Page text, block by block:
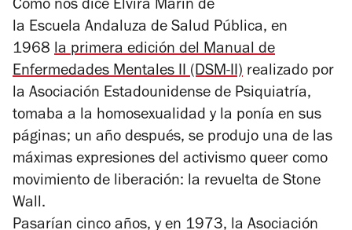
Como nos dice Elvira Marín de
la Escuela Andaluza de Salud Pública, en
1968 la primera edición del Manual de
Enfermedades Mentales II (DSM-II) realizado por
la Asociación Estadounidense de Psiquiatría,
tomaba a la homosexualidad y la ponía en sus
páginas; un año después, se produjo una de las
máximas expresiones del activismo queer como
movimiento de liberación: la revuelta de Stone
Wall.
Pasarían cinco años, y en 1973, la Asociación